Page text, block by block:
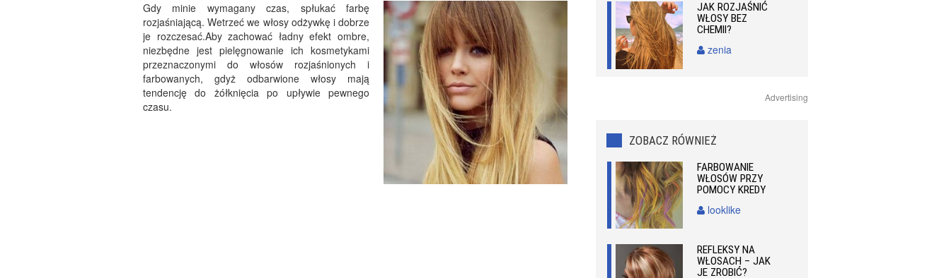
Gdy minie wymagany czas, spłukać farbę
rozjaśniającą. Wetrzeć we włosy odżywkę i dobrze
je rozczesać.Aby zachować ładny efekt ombre,
niezbędne jest pielęgnowanie ich kosmetykami
przeznaczonymi do włosów rozjaśnionych i
farbowanych, gdyż odbarwione włosy mają
tendencję do żółknięcia po upływie pewnego
czasu.
JAK ROZJAŚNIĆ
WŁOSY BEZ
CHEMII?
zenia
Advertising
ZOBACZ RÓWNIEŻ
FARBOWANIE
WŁOSÓW PRZY
POMOCY KREDY
looklike
REFLEKSY NA
WŁOSACH – JAK
JE ZROBIĆ?